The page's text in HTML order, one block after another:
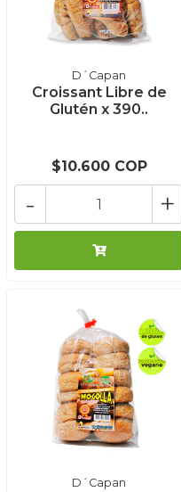
D´Capan
Croissant Libre de
Glutén x 390..
$10.600 COP
+
-
D´Capan